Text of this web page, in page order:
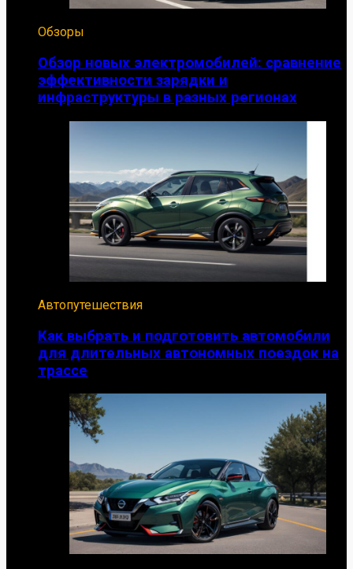
Обзоры
Обзор новых электромобилей: сравнение
эффективности зарядки и
инфраструктуры в разных регионах
Автопутешествия
Как выбрать и подготовить автомобили
для длительных автономных поездок на
трассе